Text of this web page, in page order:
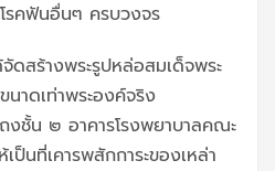
รคฟันอื่นๆ ครบวงจร
ดสร้างพระรูปหล่อสมเด็จพระ
าดเท่าพระองค์จริง
งชั้น ๒ อาคารโรงพยาบาลคณะ
นที่เคารพสักการะของเหล่า